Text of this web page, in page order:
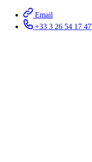
Email
+33 3 26 54 17 47